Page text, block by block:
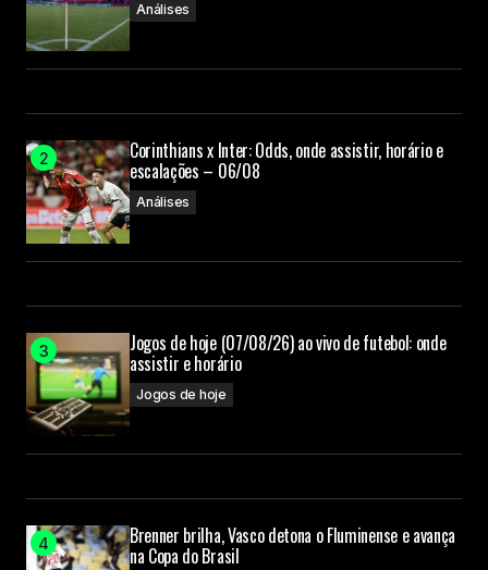
Análises
Corinthians x Inter: Odds, onde assistir, horário e
escalações – 06/08
Análises
Jogos de hoje (07/08/26) ao vivo de futebol: onde
assistir e horário
Jogos de hoje
Brenner brilha, Vasco detona o Fluminense e avança
na Copa do Brasil